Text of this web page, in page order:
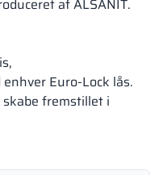
af ALSANIT.
Euro-Lock lås.
fremstillet i